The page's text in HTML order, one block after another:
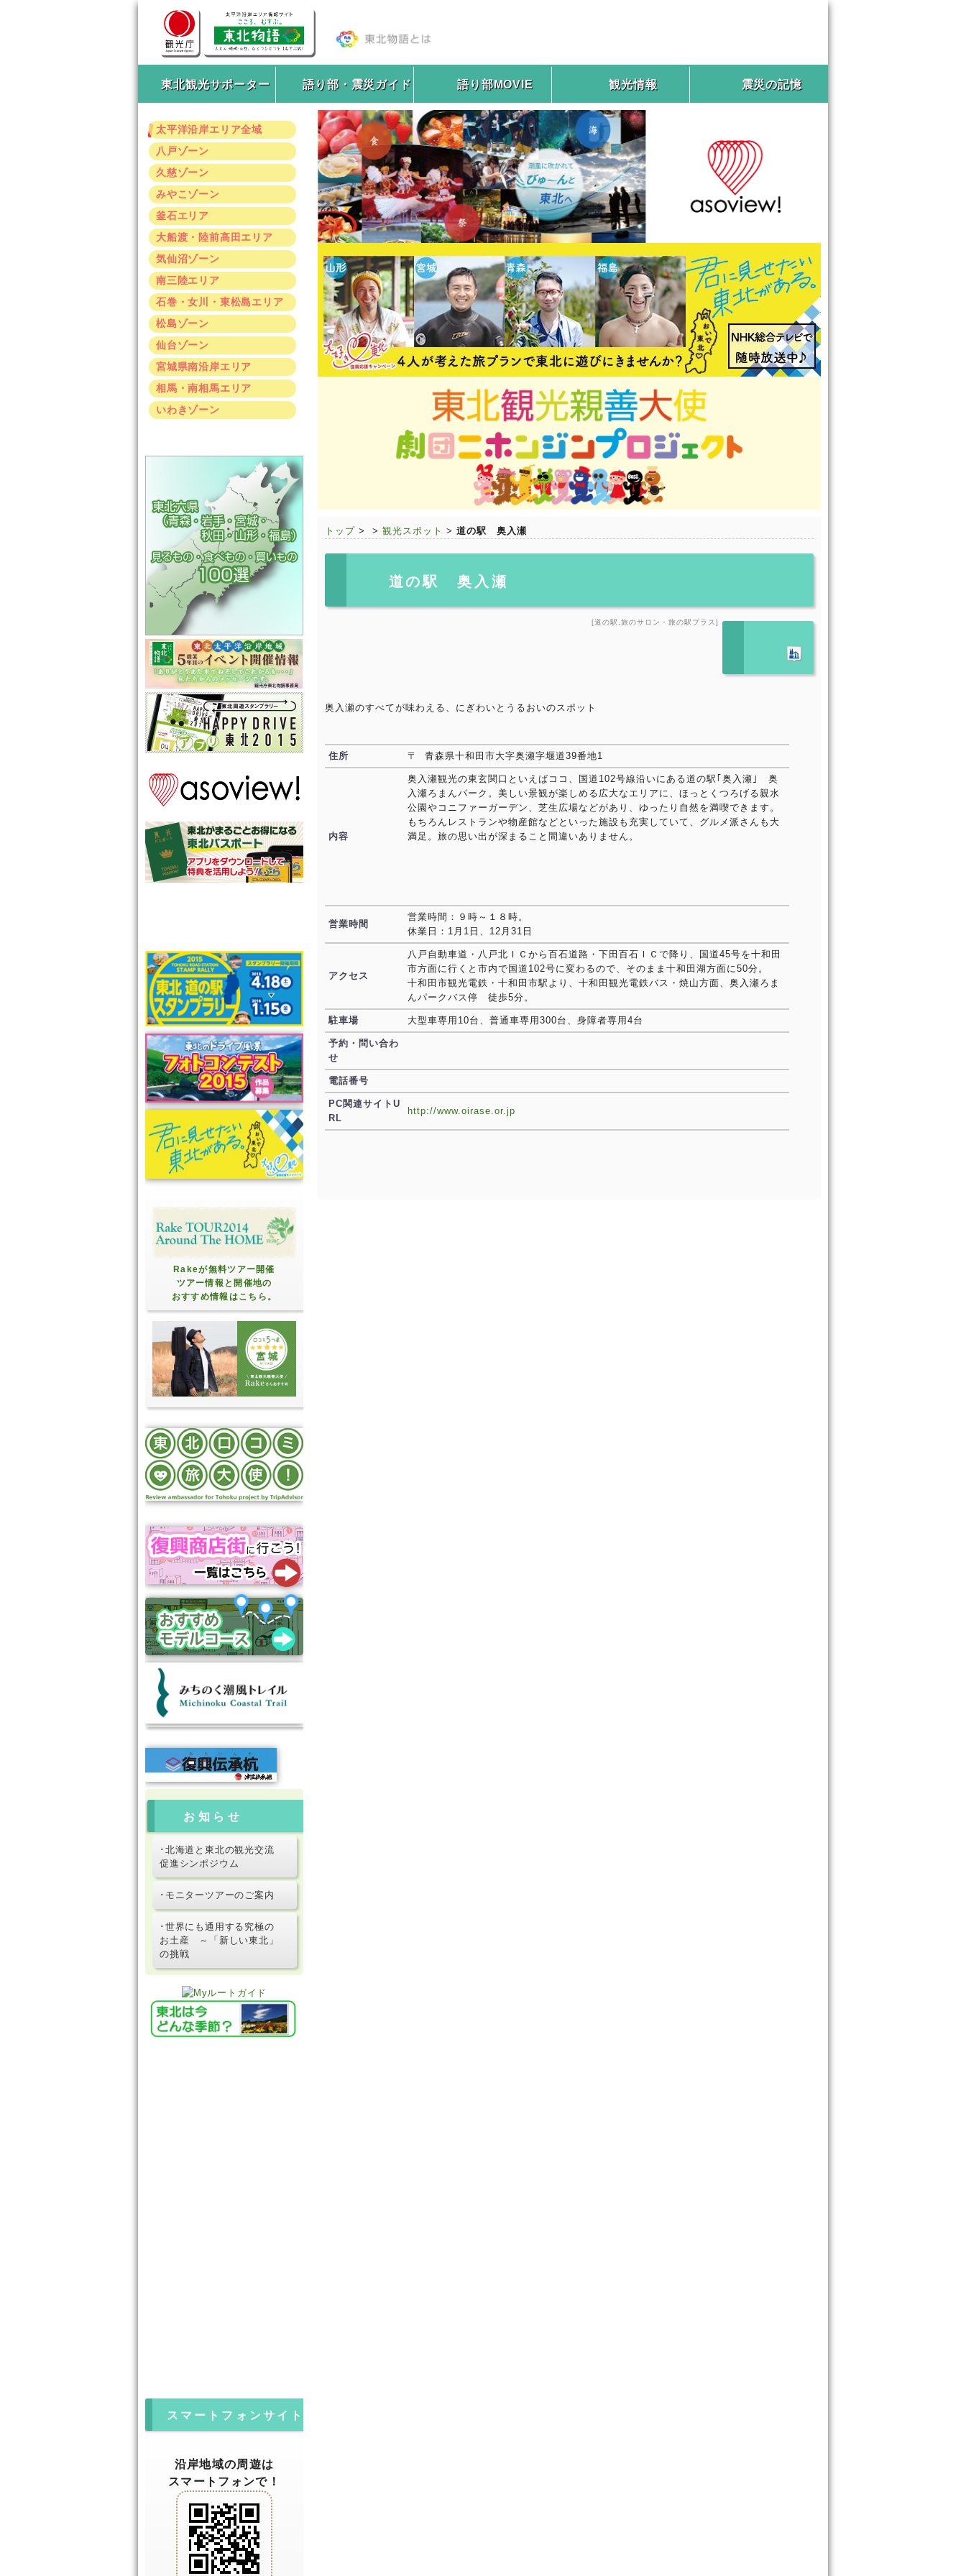
東北観光サポーター 語り部・震災ガイド 語り部MOVIE 観光情報 震災の記憶
太平洋沿岸エリア全域
八戸ゾーン
久慈ゾーン
みやこゾーン
釜石エリア
大船渡・陸前高田エリア
気仙沼ゾーン
南三陸エリア
石巻・女川・東松島エリア
松島ゾーン
仙台ゾーン
宮城県南沿岸エリア
相馬・南相馬エリア
いわきゾーン
Rakeが無料ツアー開催
ツアー情報と開催地の
おすすめ情報はこちら。
お知らせ
･北海道と東北の観光交流
促進シンポジウム
･モニターツアーのご案内
･世界にも通用する究極の
お土産 ～「新しい東北」
の挑戦
スマートフォンサイト
沿岸地域の周遊は
スマートフォンで！
トップ > > 観光スポット > 道の駅 奥入瀬
道の駅 奥入瀬
[道の駅,旅のサロン・旅の駅プラス]
奥入瀬のすべてが味わえる、にぎわいとうるおいのスポット
住所 〒 青森県十和田市大字奥瀬字堰道39番地1
内容
奥入瀬観光の東玄関口といえばココ、国道102号線沿いにある道の駅｢奥入瀬｣ 奥
入瀬ろまんパーク。美しい景観が楽しめる広大なエリアに、ほっとくつろげる親水
公園やコニファーガーデン、芝生広場などがあり、ゆったり自然を満喫できます。
もちろんレストランや物産館などといった施設も充実していて、グルメ派さんも大
満足。旅の思い出が深まること間違いありません。
営業時間
営業時間：９時～１８時。
休業日：1月1日、12月31日
アクセス
八戸自動車道・八戸北ＩＣから百石道路・下田百石ＩＣで降り、国道45号を十和田
市方面に行くと市内で国道102号に変わるので、そのまま十和田湖方面に50分。
十和田市観光電鉄・十和田市駅より、十和田観光電鉄バス・焼山方面、奥入瀬ろま
んパークバス停 徒歩5分。
駐車場 大型車専用10台、普通車専用300台、身障者専用4台
予約・問い合わ
せ
電話番号
PC関連サイトU
RL
http://www.oirase.or.jp